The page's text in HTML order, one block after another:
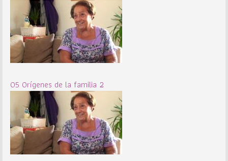
05 Orígenes de la familia 2